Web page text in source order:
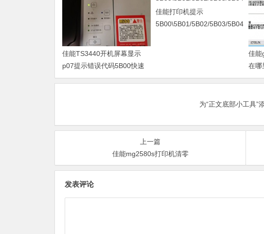
佳能TS3440开机屏幕显示
p07提示错误代码5B00快速
解决方案 清零
佳能打印机提示
5B00\5B01/5B02/5B03/5B04/
佳能
在哪
为“正文底部小工具”
上一篇
佳能mg2580s打印机清零
发表评论